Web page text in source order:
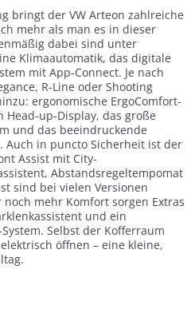
bringt der VW Arteon zahlreiche
mehr als man es in dieser
dabei sind unter
Klimaautomatik, das digitale
mit App-Connect. Je nach
R-Line oder Shooting
ergonomische ErgoComfort-
up-Display, das große
und das beeindruckende
Auch in puncto Sicherheit ist der
Assist mit City-
Abstandsregeltempomat
sind bei vielen Versionen
mehr Komfort sorgen Extras
und ein
Selbst der Kofferraum
öffnen – eine kleine,